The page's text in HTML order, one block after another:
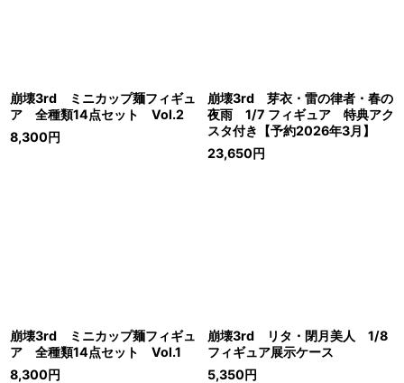
崩壊3rd ミニカップ麺フィギュ
ア 全種類14点セット Vol.2
8,300円
崩壊3rd 芽衣・雷の律者・春の
夜雨 1/7 フィギュア 特典アク
スタ付き【予約2026年3月】
23,650円
崩壊3rd ミニカップ麺フィギュ
ア 全種類14点セット Vol.1
8,300円
崩壊3rd リタ・閉月美人 1/8
フィギュア展示ケース
5,350円